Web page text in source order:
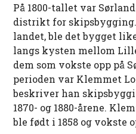
På 1800-tallet var
distrikt for
landet, ble det bygget
langs kysten mellom
dem som vokste opp på
perioden var Klemmet
beskriver han
1870- og 1880-årene.
ble født i 1858 og vokste